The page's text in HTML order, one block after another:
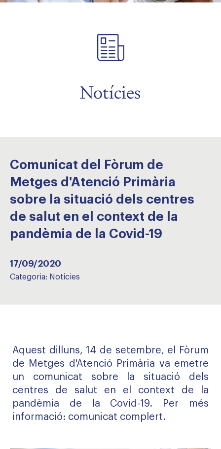
Notícies
Comunicat del Fòrum de
Metges d'Atenció Primària
sobre la situació dels centres
de salut en el context de la
pandèmia de la Covid-19
17/09/2020
Categoria: Notícies
Aquest dilluns, 14 de setembre, el Fòrum
de Metges d'Atenció Primària va emetre
un comunicat sobre la situació dels
centres de salut en el context de la
pandèmia de la Covid-19.
Per més
informació: comunicat complert.